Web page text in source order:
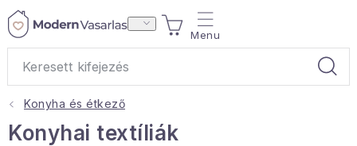
Ugrás
KOSÁR
Ajándékok
Konyha és étkező
Konyhai textíliák